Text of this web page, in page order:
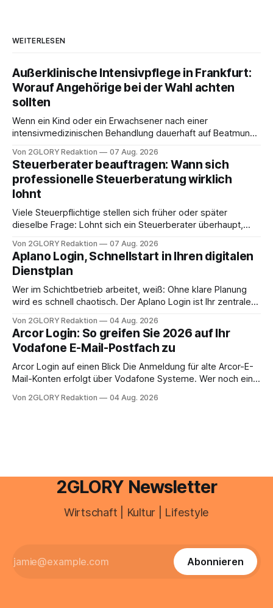
WEITERLESEN
Außerklinische Intensivpflege in Frankfurt:
Worauf Angehörige bei der Wahl achten
sollten
Wenn ein Kind oder ein Erwachsener nach einer
intensivmedizinischen Behandlung dauerhaft auf Beatmung
angewiesen ist, stellt sich für Familien eine schwierige
Frage: Muss die Versorgung dauerhaft in der Klinik bleiben –
oder ist ein Leben zu Hause möglich? Die außerklinische
Intensivpflege bietet genau diese Alternative: Sie
Von 2GLORY Redaktion 07 Aug. 2026
Steuerberater beauftragen: Wann sich
professionelle Steuerberatung wirklich
lohnt
Viele Steuerpflichtige stellen sich früher oder später
dieselbe Frage: Lohnt sich ein Steuerberater überhaupt,
erledigen? Die kurze Antwort: Bei einfachen
Einkommensverhältnissen reicht häufig eine Steuersoftware
aus – sobald jedoch mehrere Einkunftsarten
zusammentreffen oder größere finanzielle Veränderungen
anstehen, zahlt sich professionelle Unterstützung meist
Von 2GLORY Redaktion 07 Aug. 2026
Aplano Login, Schnellstart in Ihren digitalen
Dienstplan
Wer im Schichtbetrieb arbeitet, weiß: Ohne klare Planung
wird es schnell chaotisch. Der Aplano Login ist Ihr zentraler
abwesenheiten und die gesamte kommunikation rund um
Ihr personal digital zu organisieren. In diesem Leitfaden
erfahren Sie alles, was Sie für einen reibungslosen Einstieg
brauchen, von der Registrierung
Von 2GLORY Redaktion 04 Aug. 2026
Arcor Login: So greifen Sie 2026 auf Ihr
Vodafone E-Mail-Postfach zu
Arcor Login auf einen Blick Die Anmeldung für alte Arcor-E-
Mail-Konten erfolgt über Vodafone Systeme. Wer noch eine
besitzt, loggt sich heute über das Vodafone E-Mail & Cloud
Von 2GLORY Redaktion 04 Aug. 2026
2GLORY Newsletter
Wirtschaft | Kultur | Lifestyle
Abonnieren